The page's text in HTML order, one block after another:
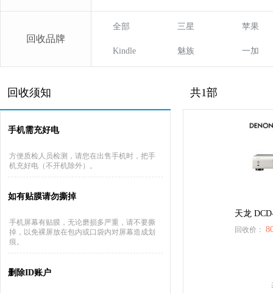
回收品牌
全部 三星 苹果
Kindle 魅族 一加
回收须知
手机需充好电
方便质检人员检测，请您在出售手机时，把手
机充好电（不开机除外）。
如有贴膜请勿撕掉
手机屏幕有贴膜，无论磨损多严重，请不要撕
掉，以免裸屏放在包内或口袋内对屏幕造成划
痕。
删除ID账户
共1部
天龙
回收价：